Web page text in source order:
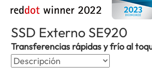
SSD Externo SE920
Transferencias rápidas y frío al